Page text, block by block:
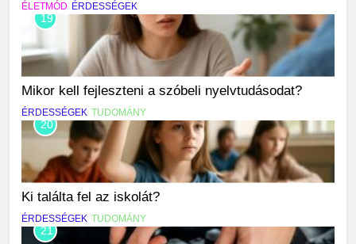
ÉLETMÓD ÉRDESSÉGEK
19
Mikor kell fejleszteni a szóbeli nyelvtudásodat?
ÉRDESSÉGEK TUDOMÁNY
20
Ki találta fel az iskolát?
ÉRDESSÉGEK TUDOMÁNY
21